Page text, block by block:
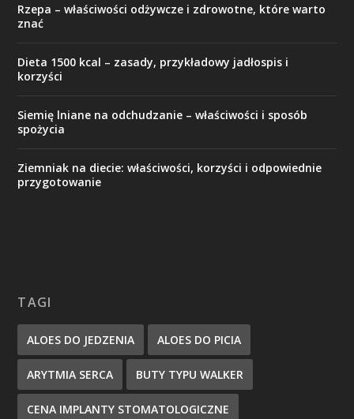
Rzepa – właściwości odżywcze i zdrowotne, które warto
znać
Dieta 1500 kcal – zasady, przykładowy jadłospis i
korzyści
Siemię lniane na odchudzanie – właściwości i sposób
spożycia
Ziemniak na diecie: właściwości, korzyści i odpowiednie
przygotowanie
TAGI
ALOES DO JEDZENIA ALOES DO PICIA
ARYTMIA SERCA BUTY TYPU WALKER
CENA IMPLANTY STOMATOLOGICZNE